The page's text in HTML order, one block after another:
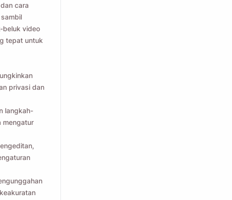
cara
beluk video
tepat untuk
privasi dan
langkah-
mengatur